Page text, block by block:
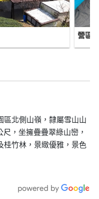
營區
區北側山嶺，隸屬雪山山
，坐擁疊疊翠綠山巒，
桂竹林，景緻優雅，景色